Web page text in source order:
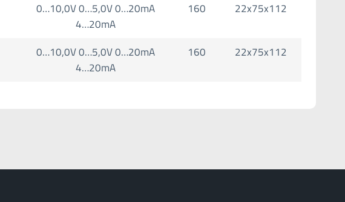
0…10,0V 0…5,0V 0…20mA
4…20mA
160 22x75x112
0…10,0V 0…5,0V 0…20mA
4…20mA
160 22x75x112